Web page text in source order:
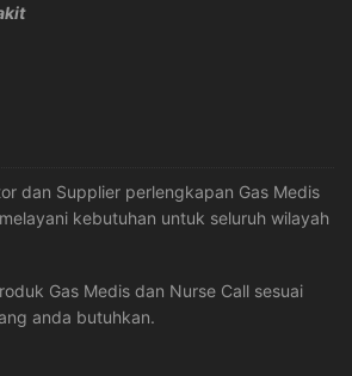
dan Supplier perlengkapan Gas Medis
kebutuhan untuk seluruh wilayah
Gas Medis dan Nurse Call sesuai
anda butuhkan.